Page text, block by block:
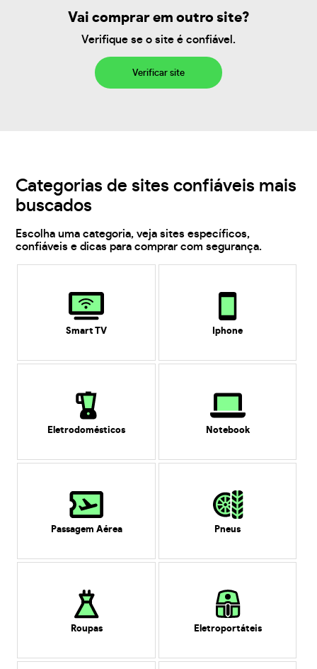
Vai comprar em outro site?
Verifique se o site é confiável.
Verificar site
Categorias de sites confiáveis mais
buscados
Escolha uma categoria, veja sites específicos,
confiáveis e dicas para comprar com segurança.
Smart TV Iphone
Eletrodomésticos Notebook
Passagem Aérea Pneus
Roupas Eletroportáteis